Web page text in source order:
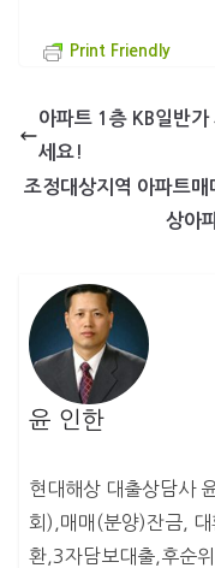
Print Friendly
아파트 1층 KB일반
세요!
조정대상지역 아파트
상아
윤 인한
현대해상 대출상담사
회),매매(분양)잔금,
환,3자담보대출,후순